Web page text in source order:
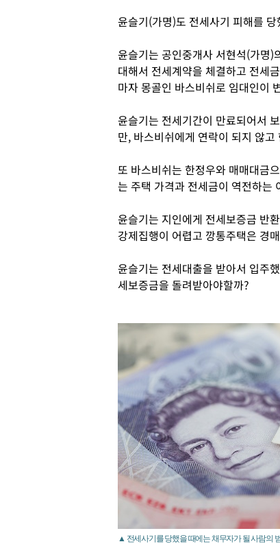
윤슬기(가명)도 전세사기 피해를 당
윤슬기는 공인중개사 서현석(가명)
대해서 전세계약을 체결하고 전세
마자 몽골인 바스비쉬로 임대인이
윤슬기는 전세기간이 만료되어서
만, 바스비쉬에게 연락이 되지 않
또 바스비쉬는 한정우와 매매대금
는 주택 가격과 전세금이 역전하는
윤슬기는 지인에게 전세보증금 반
강제집행이 어렵고 깡통주택은 경
윤슬기는 전세대출을 받아서 입주
세보증금을 돌려받아야할까?
▲ 전세사기를 당했을 때에는 채무자가 될 사람의